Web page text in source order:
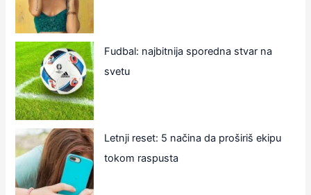
Fudbal: najbitnija sporedna stvar na
svetu
Letnji reset: 5 načina da proširiš ekipu
tokom raspusta